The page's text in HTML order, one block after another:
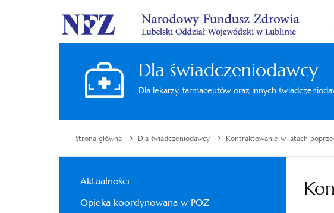
Dla świadczeniodawcy
Dla lekarzy, farmaceutów oraz innych
Strona główna › Dla świadczeniodawcy › Kontraktowanie w latach
Aktualności
Opieka koordynowana w POZ